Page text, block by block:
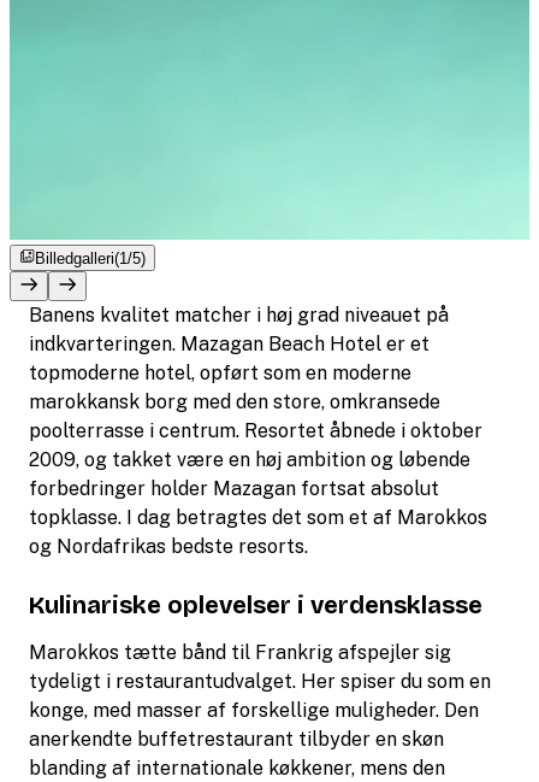
Billedgalleri(1/5)
Banens kvalitet matcher i høj grad niveauet på
indkvarteringen. Mazagan Beach Hotel er et
topmoderne hotel, opført som en moderne
marokkansk borg med den store, omkransede
poolterrasse i centrum. Resortet åbnede i oktober
2009, og takket være en høj ambition og løbende
forbedringer holder Mazagan fortsat absolut
topklasse. I dag betragtes det som et af Marokkos
og Nordafrikas bedste resorts.
Kulinariske oplevelser i verdensklasse
Marokkos tætte bånd til Frankrig afspejler sig
tydeligt i restaurantudvalget. Her spiser du som en
konge, med masser af forskellige muligheder. Den
anerkendte buffetrestaurant tilbyder en skøn
blanding af internationale køkkener, mens den